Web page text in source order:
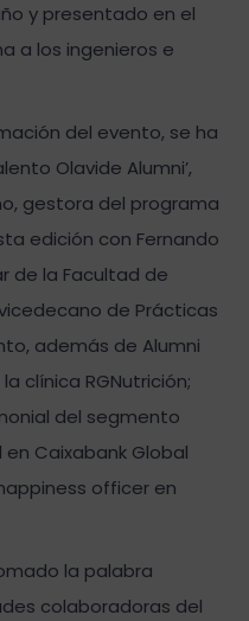
y presentado en el
a los ingenieros e
del evento, se ha
Olavide Alumni’,
gestora del programa
edición con Fernando
de la Facultad de
de Prácticas
además de Alumni
clínica RGNutrición;
del segmento
Caixabank Global
officer en
la palabra
colaboradoras del